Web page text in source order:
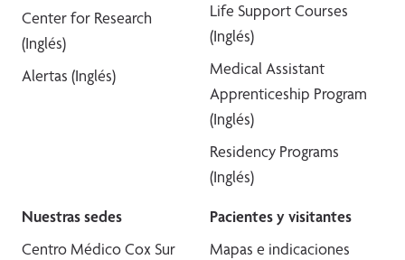
Center for Research
(Inglés)
Alertas (Inglés)
Life Support Courses
(Inglés)
Medical Assistant
Apprenticeship Program
(Inglés)
Residency Programs
(Inglés)
Nuestras sedes
Centro Médico Cox Sur
Pacientes y visitantes
Mapas e indicaciones